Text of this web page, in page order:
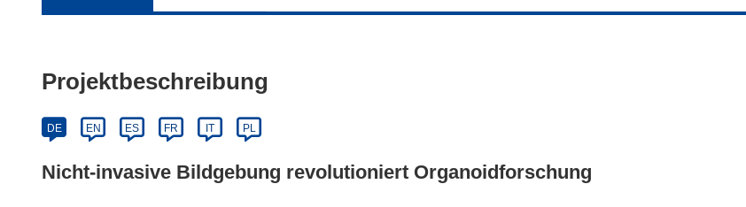
Projektbeschreibung
DE EN ES FR IT PL
Nicht-invasive Bildgebung revolutioniert Organoidforschung